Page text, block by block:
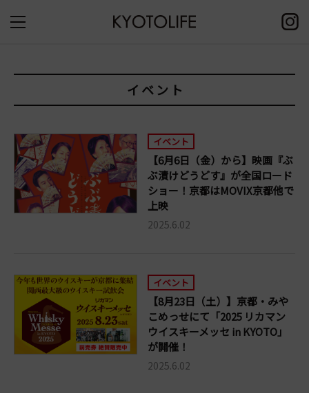
イベント
イベント
【6月6日（金）から】映画『ぶ
ぶ漬けどうどす』が全国ロード
ショー！京都はMOVIX京都他で
上映
2025.6.02
イベント
【8月23日（土）】京都・みや
こめっせにて「2025 リカマン
ウイスキーメッセ in KYOTO」
が開催！
2025.6.02